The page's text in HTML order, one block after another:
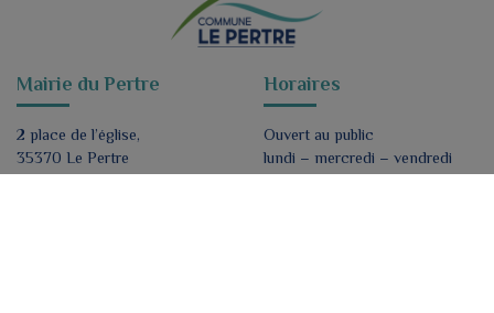
Mairie du Pertre
2 place de l’église,
35370 Le Pertre
Horaires
Ouvert au public
lundi – mercredi – vendredi